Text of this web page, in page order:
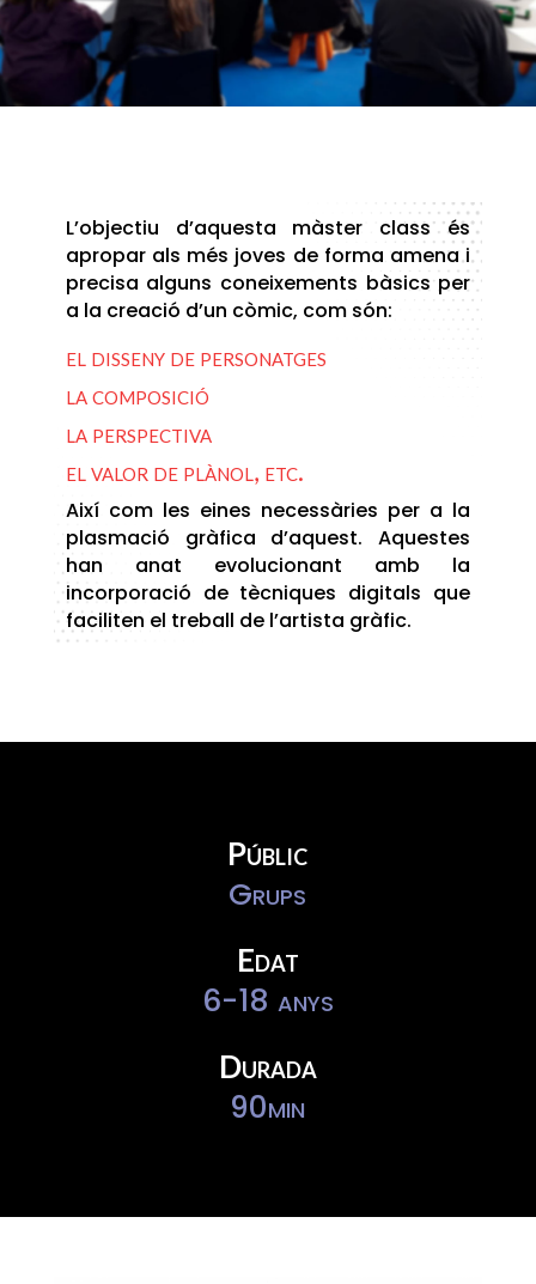
L’objectiu d’aquesta màster class és
apropar als més joves de forma amena i
precisa alguns coneixements bàsics per
a la creació d’un còmic, com són:
el disseny de personatges
la composició
la perspectiva
el valor de plànol, etc.
Així com les eines necessàries per a la
plasmació gràfica d’aquest. Aquestes
han anat evolucionant amb la
incorporació de tècniques digitals que
faciliten el treball de l’artista gràfic.
Públic
Grups
Edat
6-18 anys
Durada
90min